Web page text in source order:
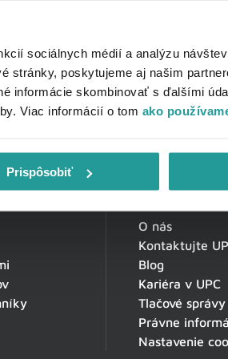
sociálnych médií a analýzu
stránky, poskytujeme aj našim
informácie skombinovať s ďalšími
Viac informácií o tom ako
Prispôsobiť
O spoločnosti
O nás
Kontaktujte
Blog
Kariéra v UPC
Tlačové správy
Právne
Nastavenie